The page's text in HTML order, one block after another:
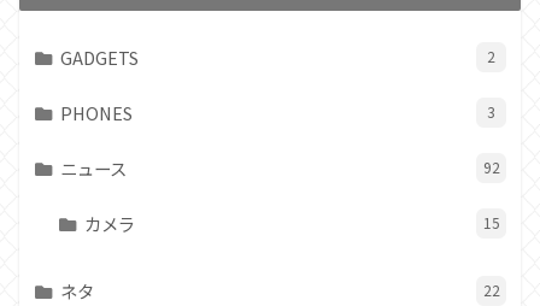
GADGETS 2
PHONES 3
ニュース 92
カメラ 15
ネタ 22